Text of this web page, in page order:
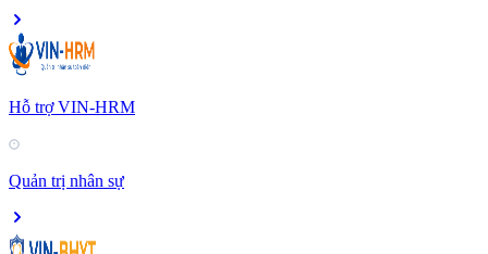
Hỗ trợ VIN-HRM
Quản trị nhân sự